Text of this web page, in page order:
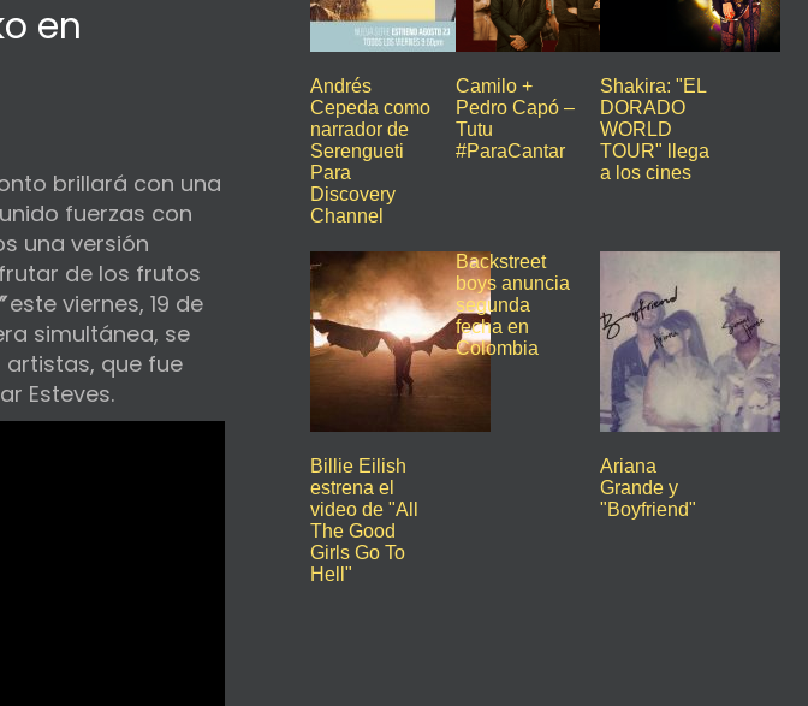
en
brillará con una
fuerzas con
una versión
de los frutos
este viernes, 19 de
simultánea, se
que fue
Esteves.
Andrés
Cepeda como
narrador de
Serengueti
Para
Discovery
Channel
Camilo +
Pedro Capó –
Tutu
#ParaCantar
Shakira: "EL
DORADO
WORLD
TOUR" llega
a los cines
Billie Eilish
estrena el
video de "All
The Good
Girls Go To
Hell"
Backstreet
boys anuncia
segunda
fecha en
Colombia
Ariana
Grande y
"Boyfriend"